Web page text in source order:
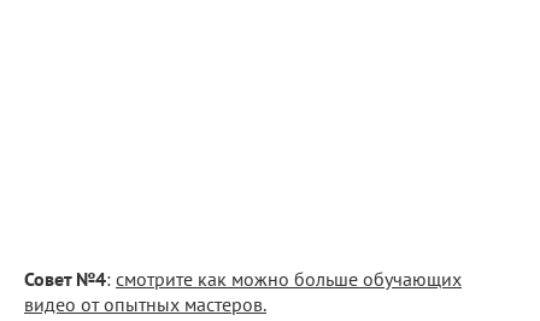
Совет №4: смотрите как можно больше обучающих
видео от опытных мастеров.